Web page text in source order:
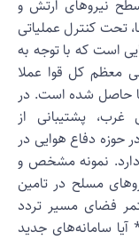
ارتش و
کنترل عملیاتی
که با توجه به
کل قوا عملا
شده است. در
پشتیبانی از
دفاع هوایی در
نمونه مشخص و
مسلح در تامین
فضای مسیر تردد
جدید